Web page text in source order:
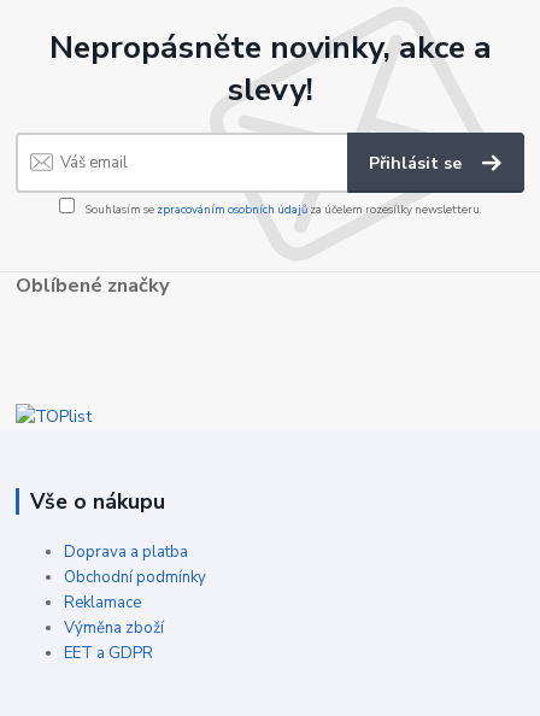
Nepropásněte novinky, akce a
slevy!
Přihlásit se
Souhlasím se zpracováním osobních údajůza účelem rozesílky newsletteru.
Oblíbené značky
Vše o nákupu
Doprava a platba
Obchodní podmínky
Reklamace
Výměna zboží
EET a GDPR